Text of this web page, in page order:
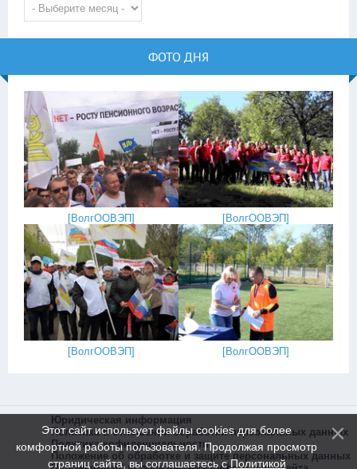
ФОТО ДНЯ
[ВолгООВЭП] [ВолгООВЭП]
[ВолгООВЭП] [ВолгООВЭП]
Юридическая информация
Политика в отношении обработки персональных данных
Политика кофиденциальности
Положение об обработке и защите персональных данных
Этот сайт использует файлы cookies для более
комфортной работы пользователя. Продолжая просмотр
страниц сайта, вы соглашаетесь сПолитикой